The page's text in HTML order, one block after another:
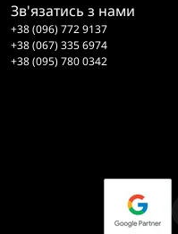
Зв'язатись з нами
+38 (096) 772 9137
+38 (067) 335 6974
+38 (095) 780 0342